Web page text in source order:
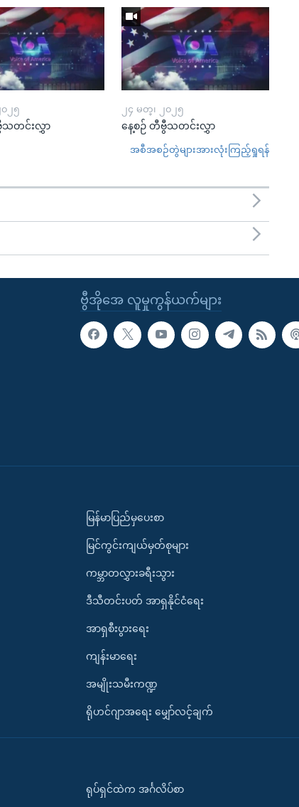
၂၅
သတင်းလွှာ
၂၄ မတ္၊ ၂၀၂၅
နေ့စဉ် တီဗွီသတင်းလွှာ
အစီအစဉ်တွဲများအားလုံးကြည့်ရှုရန်
ဗွီအိုအေ လူမှုကွန်ယက်များ
မြန်မာပြည်မှပေးစာ
မြင်ကွင်းကျယ်မှတ်စုများ
ကမ္ဘာတလွှားခရီးသွား
ဒီသီတင်းပတ် အာရှနိုင်ငံရေး
အာရှစီးပွားရေး
ကျန်းမာရေး
အမျိုးသမီးကဏ္ဍ
ရိုဟင်ဂျာအရေး မျှော်လင့်ချက်
ရုပ်ရှင်ထဲက အင်္ဂလိပ်စာ